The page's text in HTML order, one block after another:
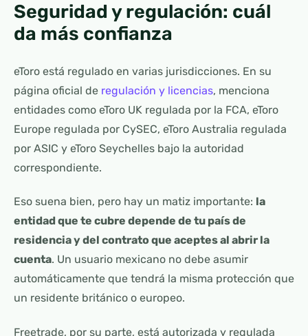
Seguridad y regulación: cuál
da más confianza
eToro está regulado en varias jurisdicciones. En su
página oficial de regulación y licencias, menciona
entidades como eToro UK regulada por la FCA, eToro
Europe regulada por CySEC, eToro Australia regulada
por ASIC y eToro Seychelles bajo la autoridad
correspondiente.
Eso suena bien, pero hay un matiz importante: la
entidad que te cubre depende de tu país de
residencia y del contrato que aceptes al abrir la
cuenta. Un usuario mexicano no debe asumir
automáticamente que tendrá la misma protección que
un residente británico o europeo.
Freetrade, por su parte, está autorizada y regulada